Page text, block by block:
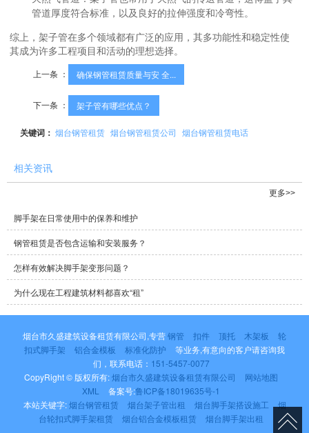
管道厚度符合标准，以及良好的拉伸强度和冷弯性。
综上，架子管在多个领域都有广泛的应用，其多功能性和稳定性使
其成为许多工程项目和活动的理想选择。
上一条 ： 确保钢管租赁质量与安 全...
下一条 ： 架子管有哪些优点？
关键词：烟台钢管租赁 烟台钢管租赁公司 烟台钢管租赁电话
相关资讯
更多>>
脚手架在日常使用中的保养和维护
钢管租赁是否包含运输和安装服务？
怎样有效解决脚手架变形问题？
为什么现在工程建筑材料都喜欢“租”
烟台市久盛建筑设备租赁有限公司,专营钢管 扣件 顶托 木架板
轮
扣式脚手架
铝合金模板 标准化防护
等业务,有意向的客户请咨询我
们，联系电话： 151-5457-0077
CopyRight © 版权所有:烟台市久盛建筑设备租赁有限公司
网站地图
XML
备案号:鲁ICP备18019635号-1
本站关键字:烟台钢管租赁 烟台架子管出租 烟台脚手架搭设施工
烟
台轮扣式脚手架租赁
烟台铝合金模板租赁 烟台脚手架出租